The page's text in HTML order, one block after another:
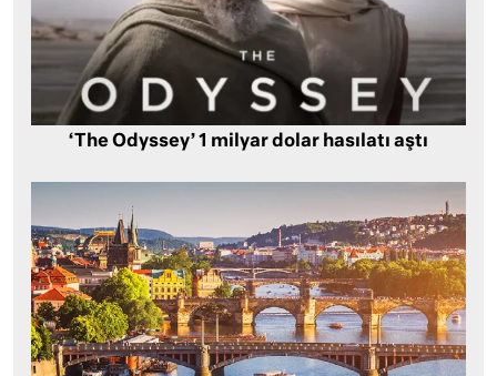
‘The Odyssey’ 1 milyar dolar hasılatı aştı